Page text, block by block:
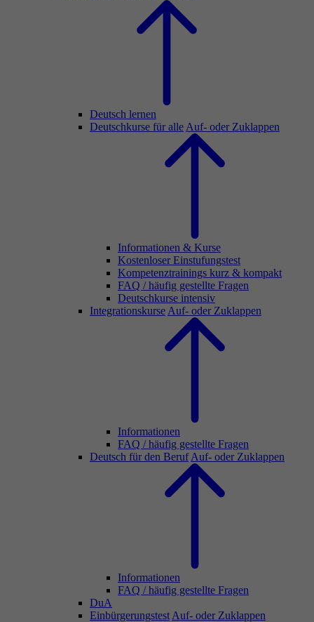
Deutsch lernen
Deutschkurse für alle Auf- oder Zuklappen
Informationen & Kurse
Kostenloser Einstufungstest
Kompetenztrainings kurz & kompakt
FAQ / häufig gestellte Fragen
Deutschkurse intensiv
Integrationskurse Auf- oder Zuklappen
Informationen
FAQ / häufig gestellte Fragen
Deutsch für den Beruf Auf- oder Zuklappen
Informationen
FAQ / häufig gestellte Fragen
DuA
Einbürgerungstest Auf- oder Zuklappen